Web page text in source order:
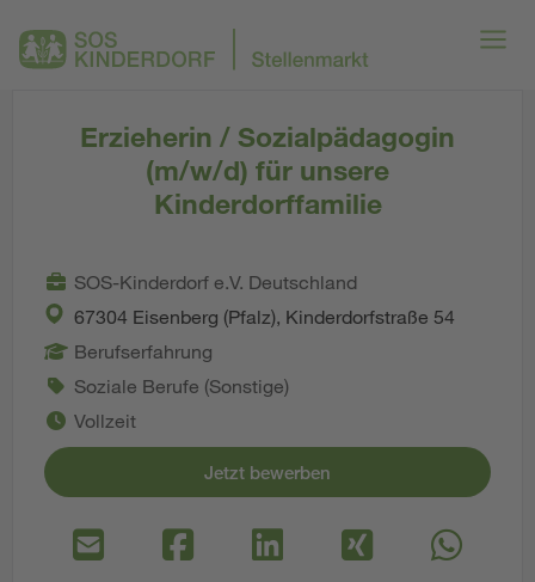
Erzieherin / Sozialpädagogin
(m/w/d) für unsere
Kinderdorffamilie
SOS-Kinderdorf e.V. Deutschland
67304 Eisenberg (Pfalz), Kinderdorfstraße 54
Berufserfahrung
Soziale Berufe (Sonstige)
Vollzeit
Jetzt bewerben